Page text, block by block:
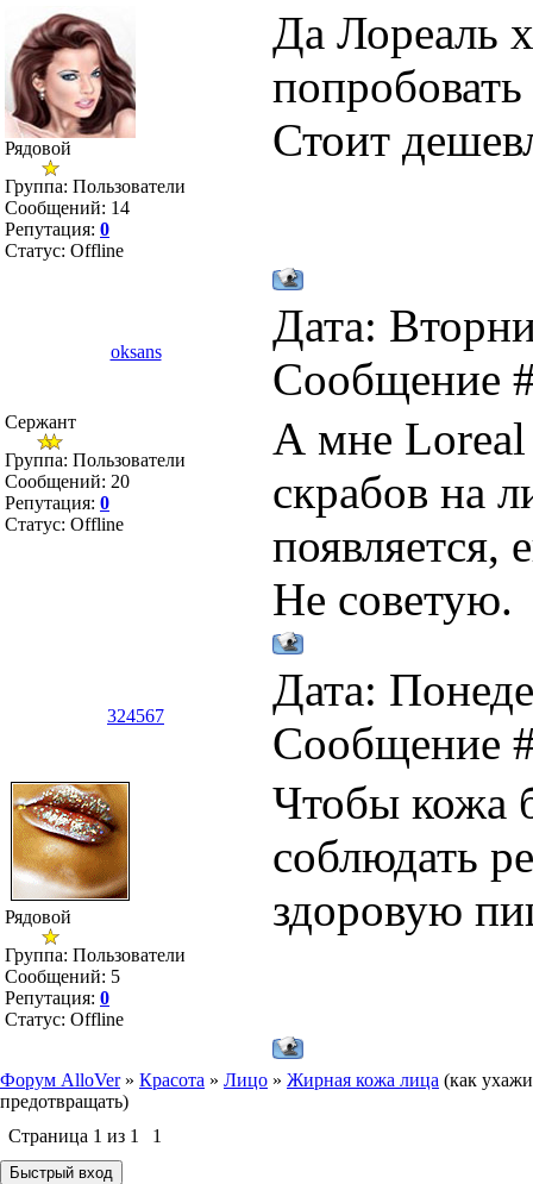
Рядовой
Группа: Пользователи
Сообщений: 14
Репутация: 0
Статус: Offline
Да Лореаль
Стоит
oksans
Дата:
Сообщение
Сержант
Группа: Пользователи
Сообщений: 20
Репутация: 0
Статус: Offline
А мне Loreal
скрабов на
появляется,
Не советую.
324567
Дата:
Сообщение
Рядовой
Группа: Пользователи
Сообщений: 5
Репутация: 0
Статус: Offline
Чтобы кожа
соблюдать
здоровую
Форум AlloVer » Красота » Лицо » Жирная кожа лица (как
предотвращать)
Страница 1 из 1 1